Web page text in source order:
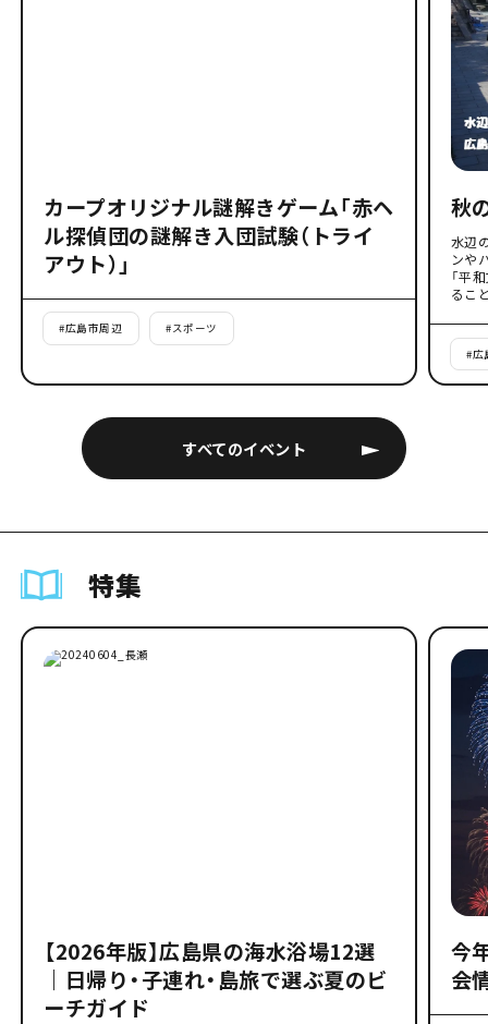
すべてのイベント
カープオリジナル謎解きゲーム「赤ヘ
ル探偵団の謎解き入団試験（トライ
アウト）」
#広島市周辺 #スポーツ
秋
水辺
ンや
「平
るこ
#広
特集
【2026年版】広島県の海水浴場12選
｜日帰り・子連れ・島旅で選ぶ夏のビ
ーチガイド
今
会